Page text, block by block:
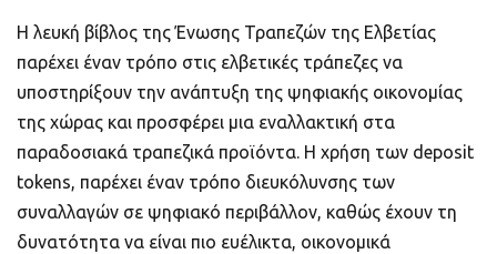
Η λευκή βίβλος της Ένωσης Τραπεζών της Ελβετίας
παρέχει έναν τρόπο στις ελβετικές τράπεζες να
υποστηρίξουν την ανάπτυξη της ψηφιακής οικονομίας
της χώρας και προσφέρει μια εναλλακτική στα
παραδοσιακά τραπεζικά προϊόντα. Η χρήση των deposit
tokens, παρέχει έναν τρόπο διευκόλυνσης των
συναλλαγών σε ψηφιακό περιβάλλον, καθώς έχουν τη
δυνατότητα να είναι πιο ευέλικτα, οικονομικά